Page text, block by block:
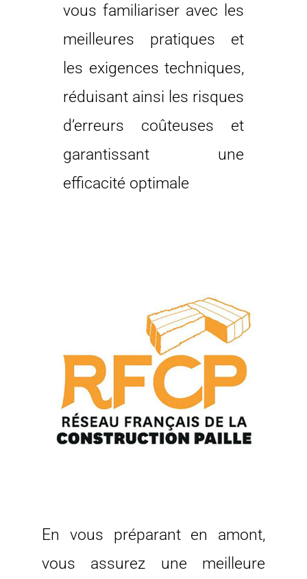
vous familiariser avec les
meilleures pratiques et
les exigences techniques,
réduisant ainsi les risques
d’erreurs coûteuses et
garantissant une
efficacité optimale
En vous préparant en amont,
vous assurez une meilleure